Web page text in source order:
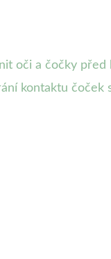
oči a čočky před
kontaktu čoček